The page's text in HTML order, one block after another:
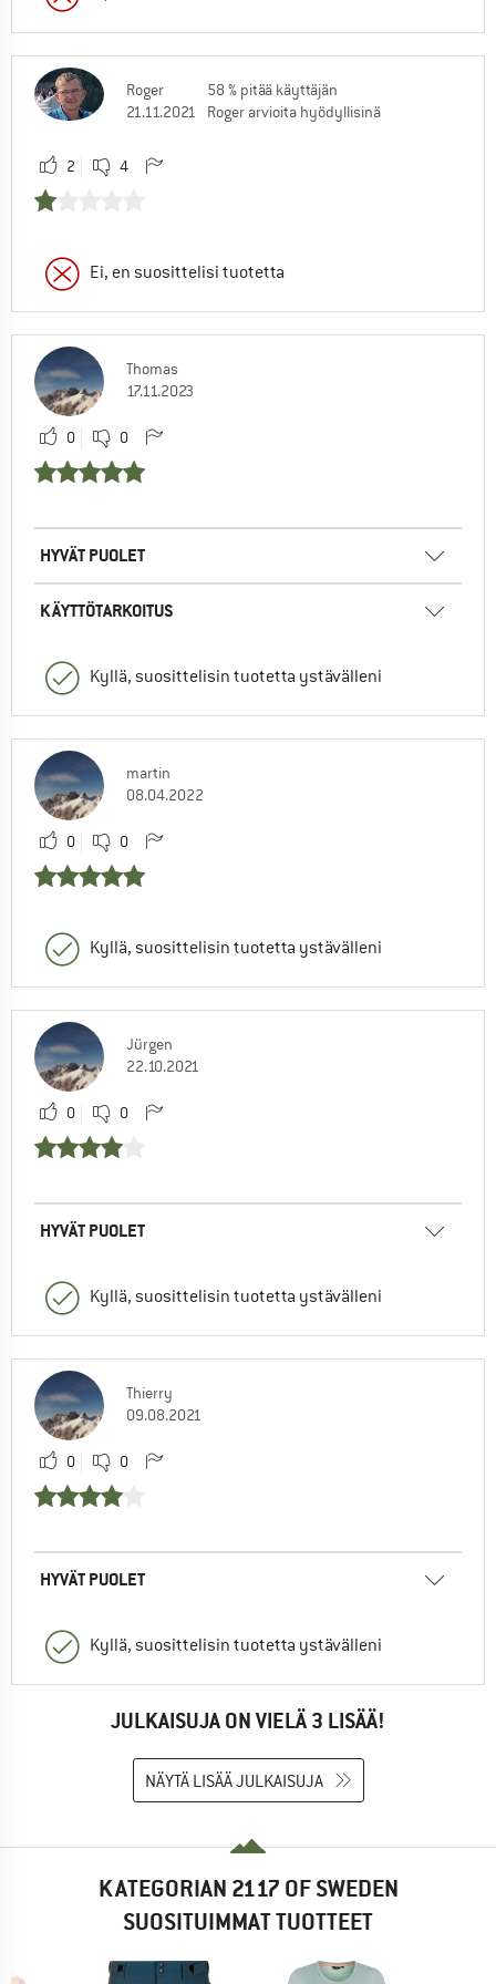
Roger
21.11.2021
58 % pitää käyttäjän
Roger arvioita hyödyllisinä
2 4
Ei, en suosittelisi tuotetta
Thomas
17.11.2023
0 0
HYVÄT PUOLET
KÄYTTÖTARKOITUS
Kyllä, suosittelisin tuotetta ystävälleni
martin
08.04.2022
0 0
Kyllä, suosittelisin tuotetta ystävälleni
Jürgen
22.10.2021
0 0
HYVÄT PUOLET
Kyllä, suosittelisin tuotetta ystävälleni
Thierry
09.08.2021
0 0
HYVÄT PUOLET
Kyllä, suosittelisin tuotetta ystävälleni
JULKAISUJA ON VIELÄ 3 LISÄÄ!
NÄYTÄ LISÄÄ JULKAISUJA
KATEGORIAN 2117 OF SWEDEN
SUOSITUIMMAT TUOTTEET